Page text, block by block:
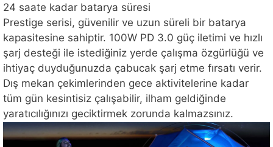
24 saate kadar batarya süresi
Prestige serisi, güvenilir ve uzun süreli bir batarya
kapasitesine sahiptir. 100W PD 3.0 güç iletimi ve hızlı
şarj desteği ile istediğiniz yerde çalışma özgürlüğü ve
ihtiyaç duyduğunuzda çabucak şarj etme fırsatı verir.
Dış mekan çekimlerinden gece aktivitelerine kadar
tüm gün kesintisiz çalışabilir, ilham geldiğinde
yaratıcılığınızı geciktirmek zorunda kalmazsınız.